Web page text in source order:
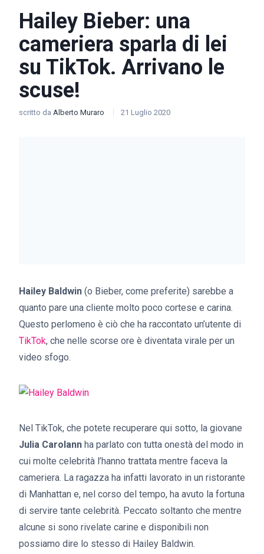
Hailey Bieber: una
cameriera sparla di lei
su TikTok. Arrivano le
scuse!
scritto da Alberto Muraro 21 Luglio 2020
Hailey Baldwin (o Bieber, come preferite) sarebbe a
quanto pare una cliente molto poco cortese e carina.
Questo perlomeno è ciò che ha raccontato un’utente di
TikTok, che nelle scorse ore è diventata virale per un
video sfogo.
Nel TikTok, che potete recuperare qui sotto, la giovane
Julia Carolann ha parlato con tutta onestà del modo in
cui molte celebrità l’hanno trattata mentre faceva la
cameriera. La ragazza ha infatti lavorato in un ristorante
di Manhattan e, nel corso del tempo, ha avuto la fortuna
di servire tante celebrità. Peccato soltanto che mentre
alcune si sono rivelate carine e disponibili non
possiamo dire lo stesso di Hailey Baldwin.